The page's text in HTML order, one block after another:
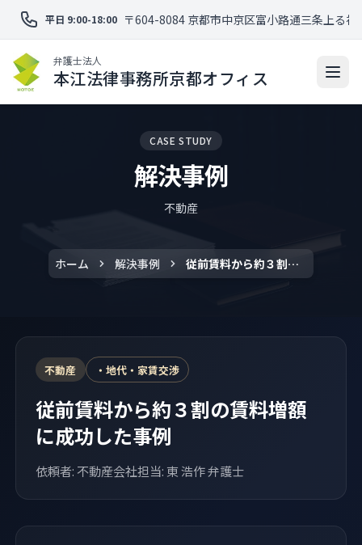
平日 9:00-18:00 〒604-8084 京都市中京区富小路通三条上る
弁護士法人
本江法律事務所京都オフィス
CASE STUDY
解決事例
不動産
ホーム 解決事例 従前賃料から約３割の賃料増額に成功した事例
不動産 ・地代・家賃交渉
従前賃料から約３割の賃料増額
に成功した事例
依頼者: 不動産会社担当: 東 浩作 弁護士